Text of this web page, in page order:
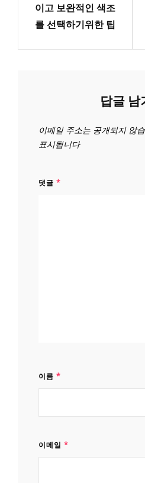
이고 보완적인 색조
를 선택하기위한 팁
답글 남
이메일 주소는 공개되지 않
표시됩니다
댓글 *
이름 *
이메일 *